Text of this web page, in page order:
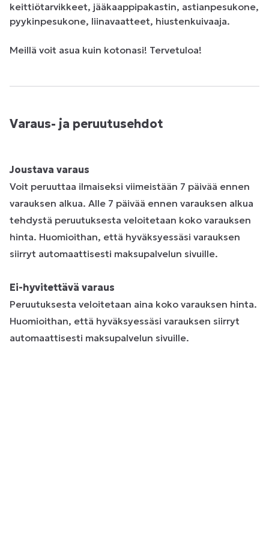
keittiötarvikkeet, jääkaappipakastin, astianpesukone,
pyykinpesukone, liinavaatteet, hiustenkuivaaja.
Meillä voit asua kuin kotonasi! Tervetuloa!
Varaus- ja peruutusehdot
Joustava varaus
Voit peruuttaa ilmaiseksi viimeistään 7 päivää ennen
varauksen alkua. Alle 7 päivää ennen varauksen alkua
tehdystä peruutuksesta veloitetaan koko varauksen
hinta. Huomioithan, että hyväksyessäsi varauksen
siirryt automaattisesti maksupalvelun sivuille.
Ei-hyvitettävä varaus
Peruutuksesta veloitetaan aina koko varauksen hinta.
Huomioithan, että hyväksyessäsi varauksen siirryt
automaattisesti maksupalvelun sivuille.